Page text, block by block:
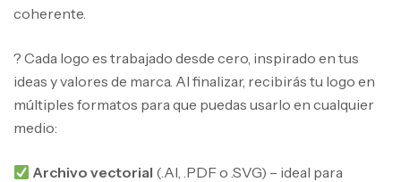
coherente.
?️ Cada logo es trabajado desde cero, inspirado en tus
ideas y valores de marca. Al finalizar, recibirás tu logo en
múltiples formatos para que puedas usarlo en cualquier
medio:
Archivo vectorial (.AI, .PDF o .SVG) – ideal para